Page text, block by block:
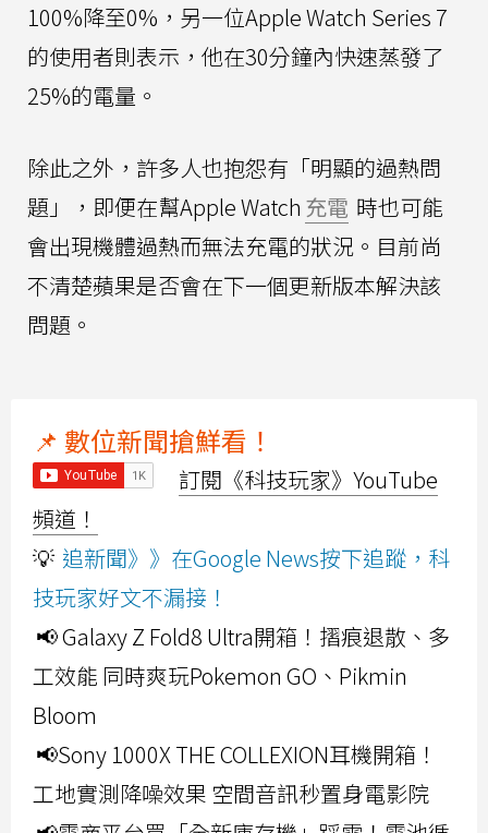
100%降至0%，另一位Apple Watch Series 7
的使用者則表示，他在30分鐘內快速蒸發了
25%的電量。
除此之外，許多人也抱怨有「明顯的過熱問
題」，即便在幫Apple Watch 充電 時也可能
會出現機體過熱而無法充電的狀況。目前尚
不清楚蘋果是否會在下一個更新版本解決該
問題。
📌 數位新聞搶鮮看！
訂閱《科技玩家》YouTube
頻道！
💡 追新聞》》在Google News按下追蹤，科
技玩家好文不漏接！
📢 Galaxy Z Fold8 Ultra開箱！摺痕退散、多
工效能 同時爽玩Pokemon GO、Pikmin
Bloom
📢Sony 1000X THE COLLEXION耳機開箱！
工地實測降噪效果 空間音訊秒置身電影院